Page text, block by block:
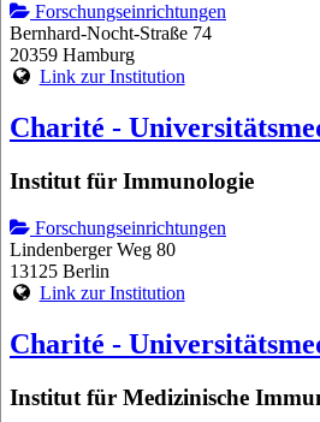
Forschungseinrichtungen
Bernhard-Nocht-Straße 74
20359 Hamburg
Link zur Institution
Charité -
Institut für Immunologie
Forschungseinrichtungen
Lindenberger Weg 80
13125 Berlin
Link zur Institution
Charité -
Institut für Medizinische